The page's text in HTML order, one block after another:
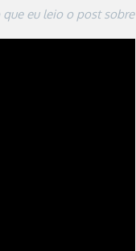
eu leio o post sobre